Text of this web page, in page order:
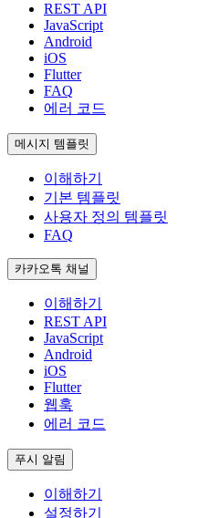
REST API
JavaScript
Android
iOS
Flutter
FAQ
에러 코드
메시지 템플릿
이해하기
기본 템플릿
사용자 정의 템플릿
FAQ
카카오톡 채널
이해하기
REST API
JavaScript
Android
iOS
Flutter
웹훅
에러 코드
푸시 알림
이해하기
설정하기